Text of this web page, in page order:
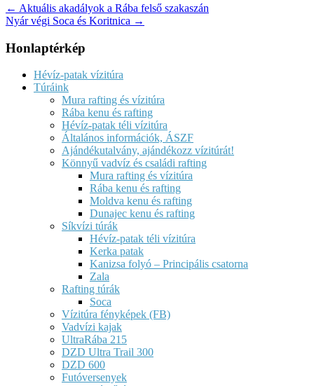
Post
navigation
← Aktuális akadályok a Rába felső szakaszán
Nyár végi Soca és Koritnica →
Honlaptérkép
Hévíz-patak vízitúra
Túráink
Mura rafting és vízitúra
Rába kenu és rafting
Hévíz-patak téli vízitúra
Általános információk, ÁSZF
Ajándékutalvány, ajándékozz vízitúrát!
Könnyű vadvíz és családi rafting
Mura rafting és vízitúra
Rába kenu és rafting
Moldva kenu és rafting
Dunajec kenu és rafting
Síkvízi túrák
Hévíz-patak téli vízitúra
Kerka patak
Kanizsa folyó – Principális csatorna
Zala
Rafting túrák
Soca
Vízitúra fényképek (FB)
Vadvízi kajak
UltraRába 215
DZD Ultra Trail 300
DZD 600
Futóversenyek